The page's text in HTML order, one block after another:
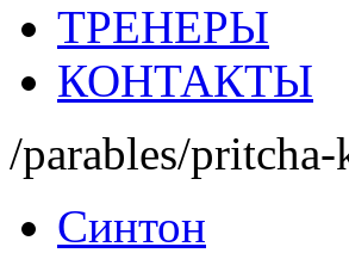
ТРЕНЕРЫ
КОНТАКТЫ
/parables/
Синтон